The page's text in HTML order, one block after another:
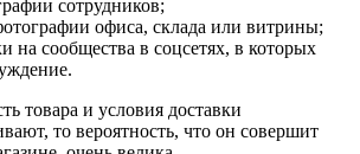
сотрудников;
офиса, склада или витрины;
на сообщества в соцсетях, в которых
товара и условия доставки
то вероятность, что он совершит